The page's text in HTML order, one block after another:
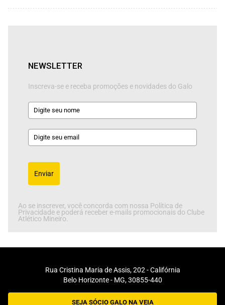
NEWSLETTER
Inscreva-se e receba promoções e novidades do Galo
Enviar
Ao se inscrever, você concorda com nossa Política de
Privacidade e poderá receber e-mails promocionais do Clube
Atlético Mineiro.
Rua Cristina Maria de Assis, 202 - Califórnia
Belo Horizonte - MG, 30855-440
SEJA SÓCIO GALO NA VEIA